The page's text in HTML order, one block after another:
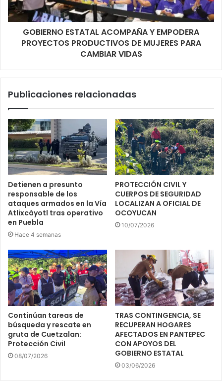
GOBIERNO ESTATAL ACOMPAÑA Y EMPODERA
PROYECTOS PRODUCTIVOS DE MUJERES PARA
CAMBIAR VIDAS
Publicaciones relacionadas
Detienen a presunto
responsable de los
ataques armados en la Vía
Atlixcáyotl tras operativo
en Puebla
Hace 4 semanas
PROTECCIÓN CIVIL Y
CUERPOS DE SEGURIDAD
LOCALIZAN A OFICIAL DE
OCOYUCAN
10/07/2026
Continúan tareas de
búsqueda y rescate en
gruta de Cuetzalan:
Protección Civil
08/07/2026
TRAS CONTINGENCIA, SE
RECUPERAN HOGARES
AFECTADOS EN PANTEPEC
CON APOYOS DEL
GOBIERNO ESTATAL
03/06/2026